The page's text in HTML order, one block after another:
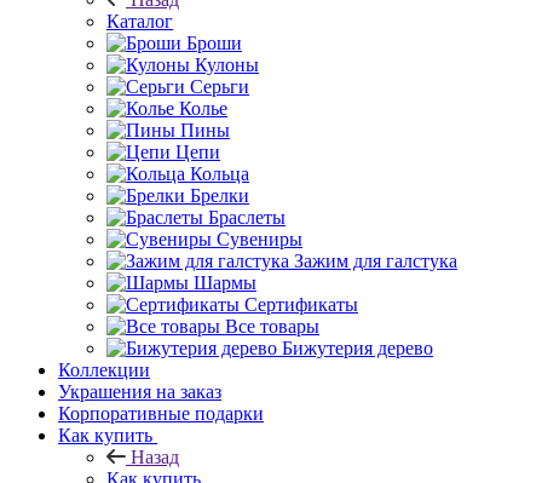
Каталог
Броши
Кулоны
Серьги
Колье
Пины
Цепи
Кольца
Брелки
Браслеты
Сувениры
Зажим для галстука
Шармы
Сертификаты
Все товары
Бижутерия дерево
Коллекции
Украшения на заказ
Корпоративные подарки
Как купить
Назад
Как купить